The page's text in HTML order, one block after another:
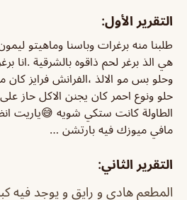
التقرير الأول:
طلبنا منه برغرات وباسنا وماهيتو
هي الذ برغر لحم ذاقوه بالشرقية .انا
وحلو بس مو الالذ ،الفرانش فرايز
حلو ونوع احمر كان يجنن الاكل حاز
الطاولة كانت ستكي شويه 😅ياريت
مافي ميوزك فيه بارتشن …
التقرير الثاني:
المطعم هادي و رايق و يوجد فيه